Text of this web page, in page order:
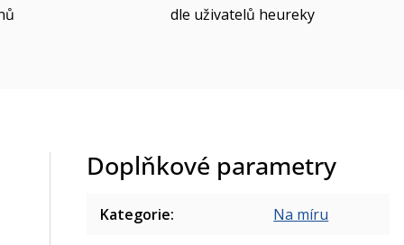
dle uživatelů heureky
Doplňkové parametry
Kategorie: Na míru